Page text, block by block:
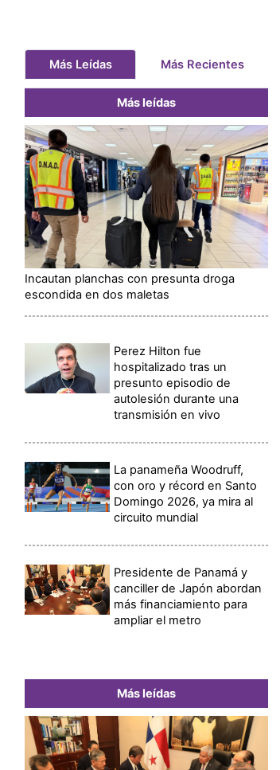
Más Leídas Más Recientes
Más leídas
Incautan planchas con presunta droga
escondida en dos maletas
Perez Hilton fue
hospitalizado tras un
presunto episodio de
autolesión durante una
transmisión en vivo
La panameña Woodruff,
con oro y récord en Santo
Domingo 2026, ya mira al
circuito mundial
Presidente de Panamá y
canciller de Japón abordan
más financiamiento para
ampliar el metro
Más leídas